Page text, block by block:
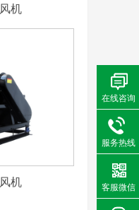
机
机
在线咨询
服务热线
客服微信